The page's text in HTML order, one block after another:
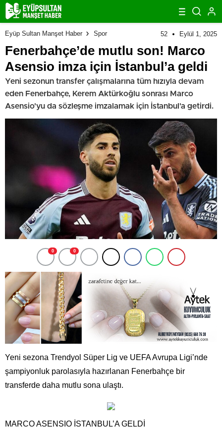
Eyüp Sultan Manşet Haber Spor 52 Eylül 1, 2025
Fenerbahçe’de mutlu son! Marco
Asensio imza için İstanbul’a geldi
Yeni sezonun transfer çalışmalarına tüm hızıyla devam
eden Fenerbahçe, Kerem Aktürkoğlu sonrası Marco
Asensio'yu da sözleşme imzalamak için İstanbul'a getirdi.
0 0
Yeni sezona Trendyol Süper Lig ve UEFA Avrupa Ligi’nde
şampiyonluk parolasıyla hazırlanan Fenerbahçe bir
transferde daha mutlu sona ulaştı.
MARCO ASENSIO İSTANBUL’A GELDİ